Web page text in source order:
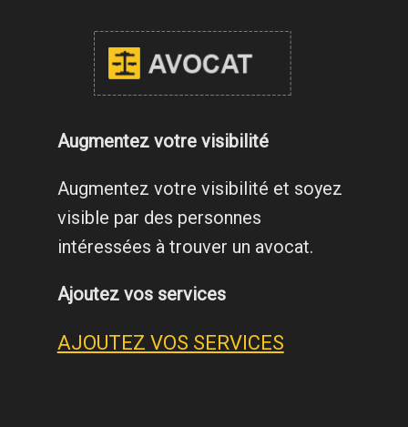
Augmentez votre visibilité
Augmentez votre visibilité et soyez
visible par des personnes
intéressées à trouver un avocat.
Ajoutez vos services
AJOUTEZ VOS SERVICES